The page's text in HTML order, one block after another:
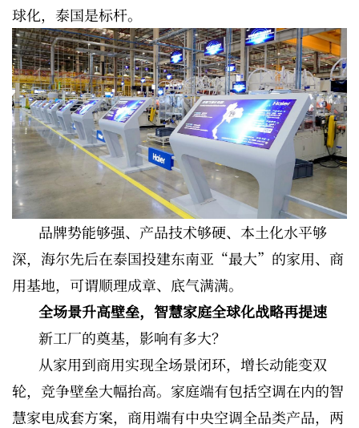
球化，泰国是标杆。
品牌势能够强、产品技术够硬、本土化水平够
深，海尔先后在泰国投建东南亚“最大”的家用、商
用基地，可谓顺理成章、底气满满。
全场景升高壁垒，智慧家庭全球化战略再提速
新工厂的奠基，影响有多大？
从家用到商用实现全场景闭环，增长动能变双
轮，竞争壁垒大幅抬高。家庭端有包括空调在内的智
慧家电成套方案，商用端有中央空调全品类产品，两